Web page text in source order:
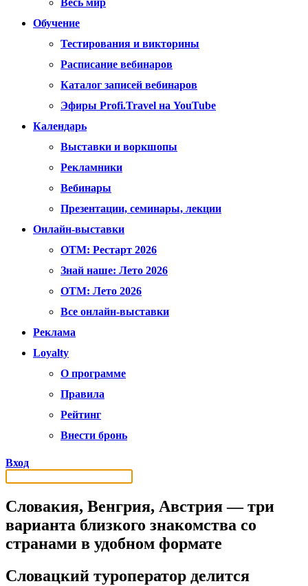
Весь мир
Обучение
Тестирования и викторины
Расписание вебинаров
Каталог записей вебинаров
Эфиры Profi.Travel на YouTube
Календарь
Выставки и воркшопы
Рекламники
Вебинары
Презентации, семинары, лекции
Онлайн-выставки
OTM: Рестарт 2026
Знай наше: Лето 2026
OTM: Лето 2026
Все онлайн-выставки
Реклама
Loyalty
О программе
Правила
Рейтинг
Внести бронь
Вход
Словакия, Венгрия, Австрия — три
варианта близкого знакомства со
странами в удобном формате
Словацкий туроператор делится